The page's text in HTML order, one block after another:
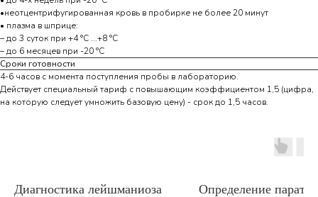
•неотцентрифугированная кровь в пробирке не более 20 минут
• плазма в шприце:
– до 3 суток при +4 °С ...+8 °С
– до 6 месяцев при -20 °С
Сроки готовности
4-6 часов с момента поступления пробы в лабораторию.
Действует специальный тариф с повышающим коэффициентом 1,5 (цифра,
на которую следует умножить базовую цену) - срок до 1,5 часов.
Диагностика лейшманиоза
Определение